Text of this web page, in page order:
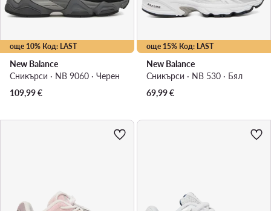
още 10% Код: LAST
New Balance
Сникърси · NB 9060 · Черен
109,99€
още 15% Код: LAST
New Balance
Сникърси · NB 530 · Бял
69,99€